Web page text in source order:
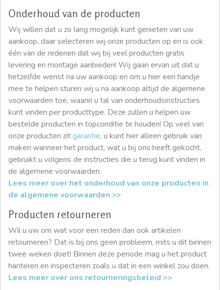
Onderhoud van de producten
Wij willen dat u zo lang mogelijk kunt genieten van uw
aankoop, daar selecteren wij onze producten op en is ook
één van de redenen dat wij bij veel producten gratis
levering en montage aanbieden! Wij gaan ervan uit dat u
hetzelfde wenst na uw aankoop en om u hier een handje
mee te helpen sturen wij u na aankoop altijd de algemene
voorwaarden toe, waarin u tal van onderhoudsinstructies
kunt vinden per producttype. Deze zullen u helpen uw
bestelde producten in topconditie te houden! Op veel van
onze producten zitgarantie, u kunt hier alleen gebruik van
maken wanneer het product, wat u bij ons heeft gekocht,
gebruikt u volgens de instructies die u terug kunt vinden in
de algemene voorwaarden.
Lees meer over het onderhoud van onze producten in
de algemene voorwaarden >>
Producten retourneren
Wil u uw om wat voor een reden dan ook artikelen
retourneren? Dat is bij ons geen probleem, mits u dit binnen
twee weken doet! Binnen deze periode mag u het product
hanteren en inspecteren zoals u dat in een winkel zou doen.
Lees meer over ons retourneringsbeleid >>